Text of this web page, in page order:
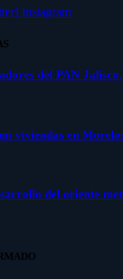
Instagram
del PAN Jalisco.
viviendas en
del oriente